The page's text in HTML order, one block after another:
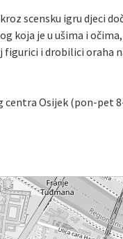
scensku igru djeci
koja je u ušima i
i drobilici oraha
Osijek (pon-pet